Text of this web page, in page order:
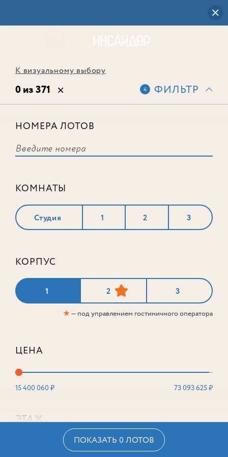
К визуальному выбору
0 из 371 4 ФИЛЬТР
НОМЕРА ЛОТОВ
КОМНАТЫ
Студия 1 2 3
КОРПУС
1 2 3
★— под управлением гостиничного оператора
ЦЕНА
15 400 060 ₽ 73 093 625 ₽
ЭТАЖ
ПОКАЗАТЬ 0 ЛОТОВ
соответствует ни одного лота